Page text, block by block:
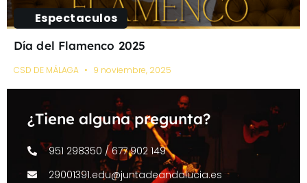
Espectaculos
Día del Flamenco 2025
CSD DE MÁLAGA 9 noviembre, 2025
¿Tiene alguna pregunta?
951 298350 / 677 902 149
29001391.edu@juntadeandalucia.es